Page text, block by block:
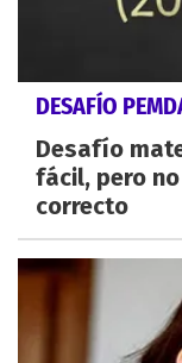
DESAFÍO
Desafío
fácil, pero
correcto